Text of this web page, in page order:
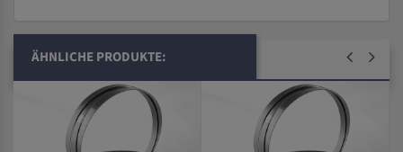
ÄHNLICHE PRODUKTE: